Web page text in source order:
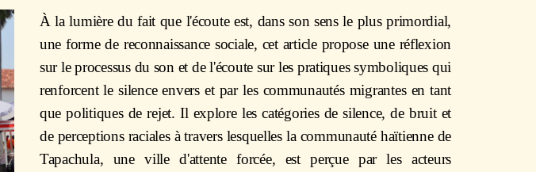
À la lumière du fait que l'écoute est, dans son sens le plus primordial,
une forme de reconnaissance sociale, cet article propose une réflexion
sur le processus du son et de l'écoute sur les pratiques symboliques qui
renforcent le silence envers et par les communautés migrantes en tant
que politiques de rejet. Il explore les catégories de silence, de bruit et
de perceptions raciales à travers lesquelles la communauté haïtienne de
Tapachula, une ville d'attente forcée, est perçue par les acteurs